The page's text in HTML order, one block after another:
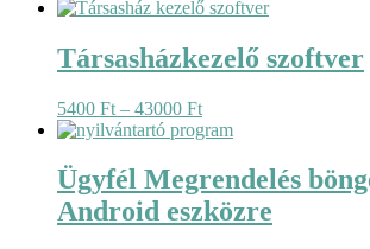
2490 Ft
40690 Ft
Társasházkezelő szoftver
5400 Ft – 43000 FtÁrtartomány:
5400 Ft
43000 Ft
Ügyfél Megrendelés
Android eszközre